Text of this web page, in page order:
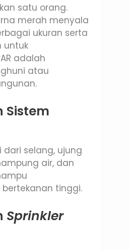
satu orang.
merah menyala
ukuran serta
untuk
adalah
atau
Sistem
dari selang, ujung
air, dan
tinggi.
Sprinkler